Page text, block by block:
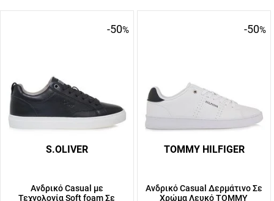
-50%
S.OLIVER
Ανδρικό Casual με
Τεχνολογία Soft foam Σε
-50%
TOMMY HILFIGER
Ανδρικό Casual Δερμάτινο Σε
Χρώμα Λευκό TOMMY